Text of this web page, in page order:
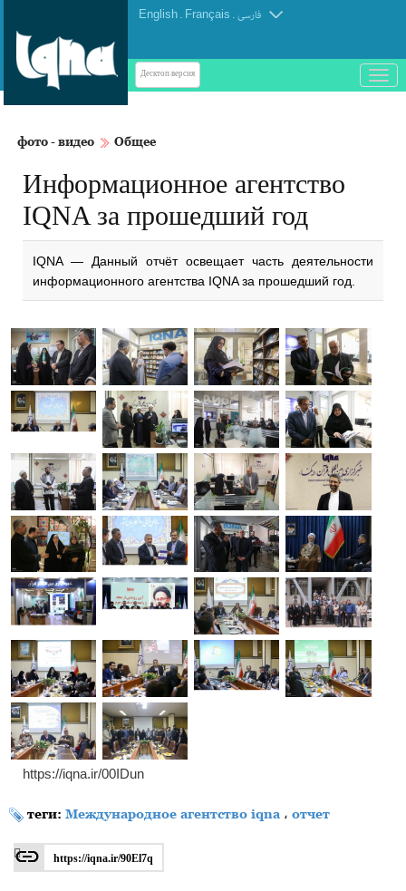
English . Français . فارسی
Десктоп-версия
باز
و
фото - видео Общее
Информационное агентство
IQNA за прошедший год
IQNA — Данный отчёт освещает часть деятельности
информационного агентства IQNA за прошедший год.
https://iqna.ir/00IDun
теги: Международное агентство iqna ، отчет
https://iqna.ir/90El7q